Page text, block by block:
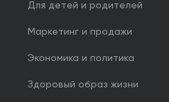
Для детей и родителей
Маркетинг и продажи
Экономика и политика
Здоровый образ жизни